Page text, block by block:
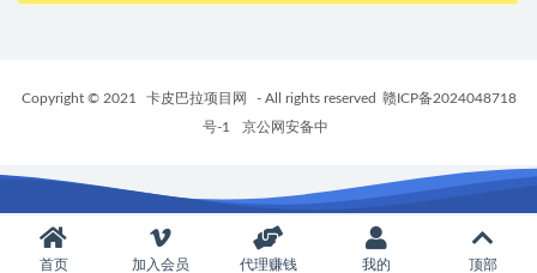
Copyright © 2021 卡皮巴拉项目网 - All rights reserved
赣ICP备2024048718
号-1
京公网安备中
首页 加入会员 代理赚钱 我的 顶部